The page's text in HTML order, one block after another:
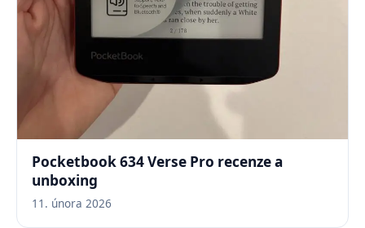
Pocketbook 634 Verse Pro recenze a
unboxing
11. února 2026